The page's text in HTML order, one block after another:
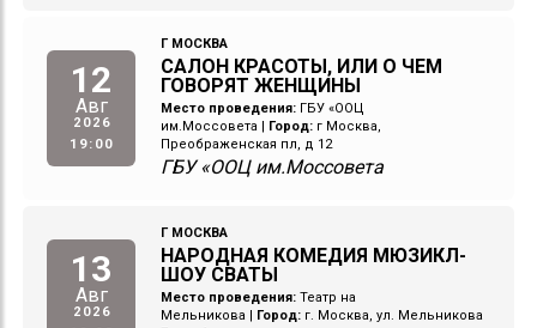
12
Авг
2026
19:00
Г МОСКВА
САЛОН КРАСОТЫ, ИЛИ О ЧЕМ
ГОВОРЯТ ЖЕНЩИНЫ
Место проведения: ГБУ «ООЦ
им.Моссовета
Город: г Москва,
Преображенская пл, д 12
ГБУ «ООЦ им.Моссовета
13
Авг
2026
Г МОСКВА
НАРОДНАЯ КОМЕДИЯ МЮЗИКЛ-
ШОУ СВАТЫ
Место проведения: Театр на
Мельникова
Город: г. Москва, ул. Мельникова